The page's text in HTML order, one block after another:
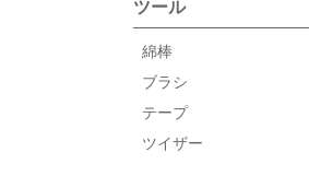
ツール
綿棒
ブラシ
テープ
ツイザー